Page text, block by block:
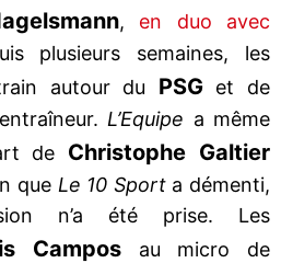
, en duo avec
plusieurs semaines, les
autour du PSGet de
L’Equipe a même
de Christophe Galtier
que Le 10 Sporta démenti,
n’a été prise. Les
Campos au micro de